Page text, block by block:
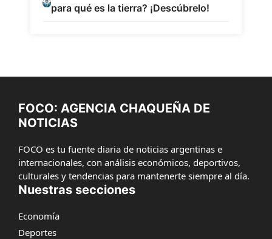
para qué es la tierra? ¡Descúbrelo!
FOCO: AGENCIA CHAQUEÑA DE
NOTICIAS
FOCO es tu fuente diaria de noticias argentinas e
internacionales, con análisis económicos, deportivos,
culturales y tendencias para mantenerte siempre al día.
Nuestras secciones
Economía
Deportes